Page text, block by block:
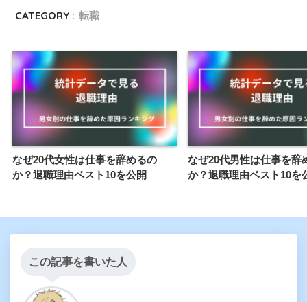
CATEGORY : 転職
なぜ20代女性は仕事を辞めるの
か？退職理由ベスト10を公開
なぜ20代男性は仕事を辞
か？退職理由ベスト10を
この記事を書いた人